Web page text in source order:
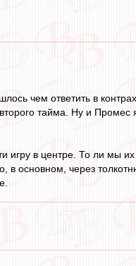
чем ответить в
тайма. Ну и Промес
игру в центре. То ли мы
в основном, через